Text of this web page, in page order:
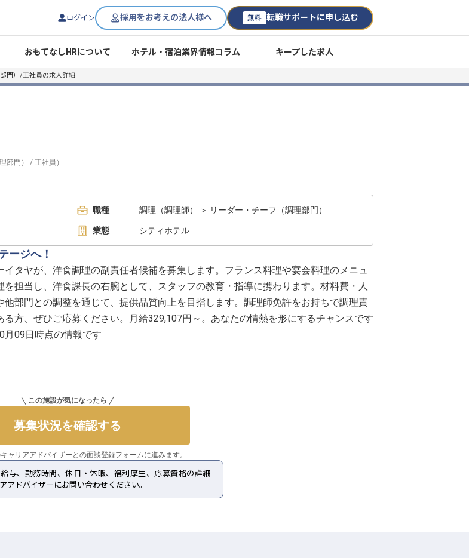
ログイン 採用をお考えの法人様へ 無料 転職サポートに申し込む
おもてなしHRについて ホテル・宿泊業界情報コラム キープした求人
門）/正社員の求人詳細
部門） / 正社員 ）
職種 調理（調理師） ＞ リーダー・チーフ（調理部門）
業態 シティホテル
ージへ！
イタヤが、洋食調理の副責任者候補を募集します。フランス料理や宴会料理のメニュ
を担当し、洋食課長の右腕として、スタッフの教育・指導に携わります。材料費・人
他部門との調整を通じて、提供品質向上を目指します。調理師免許をお持ちで調理責
る方、ぜひご応募ください。月給329,107円～。あなたの情熱を形にするチャンスです
月09日時点の情報です
この施設が気になったら
募集状況を確認する
ャリアアドバイザーとの面談登録フォームに進みます。
与、勤務時間、休日・休暇、福利厚生、応募資格の詳細
アドバイザーにお問い合わせください。